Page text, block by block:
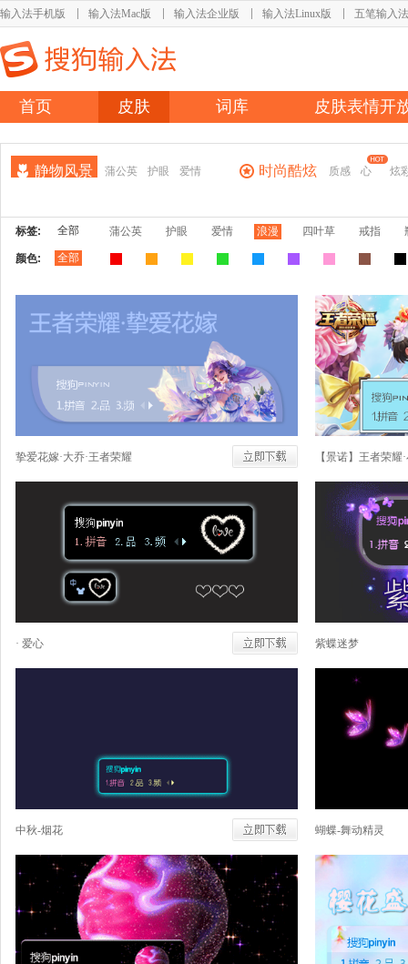
输入法手机版 输入法Mac版 输入法企业版 输入法Linux版 五笔输入法
首页 皮肤 词库 皮肤表情开
静物风景 蒲公英 护眼 爱情 时尚酷炫 质感 心 炫
标签: 全部 蒲公英 护眼 爱情 浪漫 四叶草 戒指
颜色: 全部
挚爱花嫁·大乔·王者荣耀
· 爱心 紫蝶迷梦
中秋-烟花 蝴蝶-舞动精灵